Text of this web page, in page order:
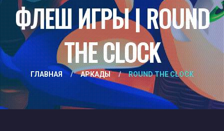
ФЛЕШ ИГРЫ | ROUND
THE CLOCK
ГЛАВНАЯ / АРКАДЫ / ROUND THE CLOCK